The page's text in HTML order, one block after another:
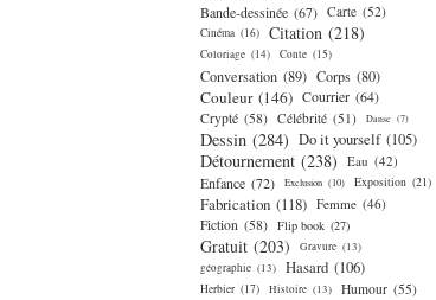
Bande-dessinée (67) Carte (52)
Cinéma (16) Citation (218)
Coloriage (14) Conte (15)
Conversation (89) Corps (80)
Couleur (146) Courrier (64)
Crypté (58) Célébrité (51) Danse (7)
Dessin (284) Do it yourself (105)
Détournement (238) Eau (42)
Enfance (72) Exclusion (10) Exposition (21)
Fabrication (118) Femme (46)
Fiction (58) Flip book (27)
Gratuit (203) Gravure (13)
géographie (13) Hasard (106)
Herbier (17) Histoire (13) Humour (55)